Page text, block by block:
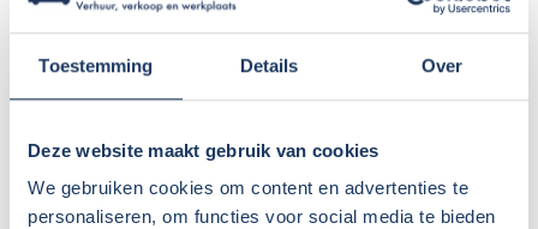
Toestemming Details Over
Deze website maakt gebruik van cookies
We gebruiken cookies om content en advertenties te
personaliseren, om functies voor social media te bieden
We zouden hen Noorderzon wel aanraden.
Cijfer:10